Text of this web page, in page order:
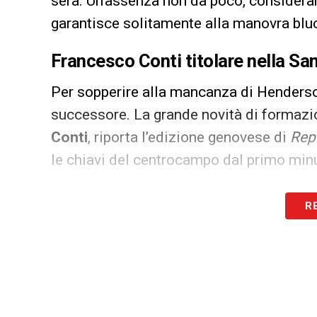
garantisce solitamente alla manovra
Francesco Conti titolare nella
Per sopperire alla mancanza di
successore. La grande novità di
Conti, riporta l’edizione genovese di
le chiavi del centrocampo dal primo
Il modulo 3-4-2-1 per la